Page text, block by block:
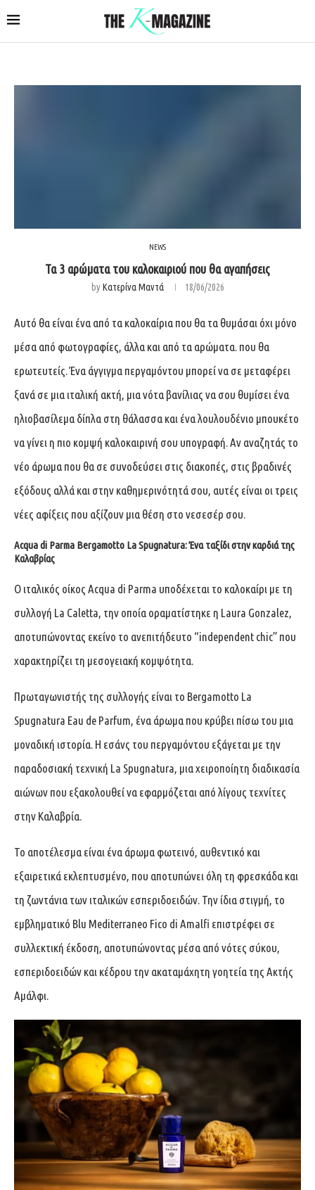
NEWS
Τα 3 αρώματα του καλοκαιριού που θα αγαπήσεις
byΚατερίνα Μαντά 18/06/2026
Αυτό θα είναι ένα από τα καλοκαίρια που θα τα θυμάσαι όχι μόνο
μέσα από φωτογραφίες, άλλα και από τα αρώματα. που θα
ερωτευτείς. Ένα άγγιγμα περγαμόντου μπορεί να σε μεταφέρει
ξανά σε μια ιταλική ακτή, μια νότα βανίλιας να σου θυμίσει ένα
ηλιοβασίλεμα δίπλα στη θάλασσα και ένα λουλουδένιο μπουκέτο
να γίνει η πιο κομψή καλοκαιρινή σου υπογραφή. Αν αναζητάς το
νέο άρωμα που θα σε συνοδεύσει στις διακοπές, στις βραδινές
εξόδους αλλά και στην καθημερινότητά σου, αυτές είναι οι τρεις
νέες αφίξεις που αξίζουν μια θέση στο νεσεσέρ σου.
Acqua di Parma Bergamotto La Spugnatura: Ένα ταξίδι στην καρδιά της
Καλαβρίας
Ο ιταλικός οίκος Acqua di Parma υποδέχεται το καλοκαίρι με τη
συλλογή La Caletta, την οποία οραματίστηκε η Laura Gonzalez,
αποτυπώνοντας εκείνο το ανεπιτήδευτο “independent chic” που
χαρακτηρίζει τη μεσογειακή κομψότητα.
Πρωταγωνιστής της συλλογής είναι το Bergamotto La
Spugnatura Eau de Parfum, ένα άρωμα που κρύβει πίσω του μια
μοναδική ιστορία. Η εσάνς του περγαμόντου εξάγεται με την
παραδοσιακή τεχνική La Spugnatura, μια χειροποίητη διαδικασία
αιώνων που εξακολουθεί να εφαρμόζεται από λίγους τεχνίτες
στην Καλαβρία.
Το αποτέλεσμα είναι ένα άρωμα φωτεινό, αυθεντικό και
εξαιρετικά εκλεπτυσμένο, που αποτυπώνει όλη τη φρεσκάδα και
τη ζωντάνια των ιταλικών εσπεριδοειδών. Την ίδια στιγμή, το
εμβληματικό Blu Mediterraneo Fico di Amalfi επιστρέφει σε
συλλεκτική έκδοση, αποτυπώνοντας μέσα από νότες σύκου,
εσπεριδοειδών και κέδρου την ακαταμάχητη γοητεία της Ακτής
Αμάλφι.